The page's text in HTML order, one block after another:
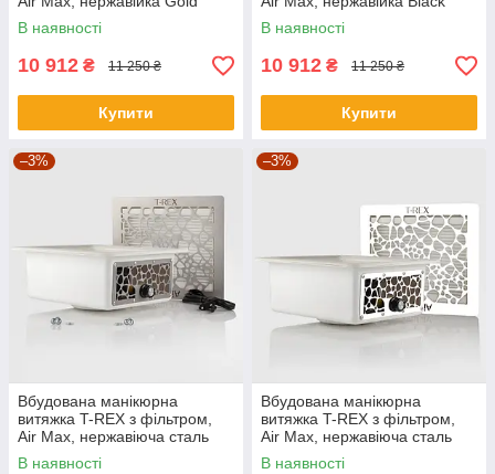
В наявності
10 912 ₴ 11 250 ₴
Купити
В наявності
10 912 ₴ 11 250 ₴
Купити
–3%
Вбудована манікюрна
витяжка T-REX з фільтром,
Air Max, нержавіюча сталь
В наявності
–3%
Вбудована манікюрна
витяжка T-REX з фільтром,
Air Max, нержавіюча сталь
White
В наявності